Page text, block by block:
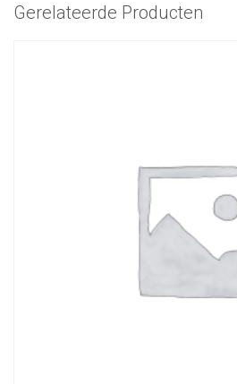
Gerelateerde Producten